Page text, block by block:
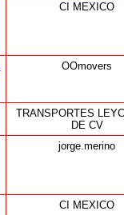
CI MEXICO
OOmovers
TRANSPORTES
DE CV
jorge.merino
CI MEXICO